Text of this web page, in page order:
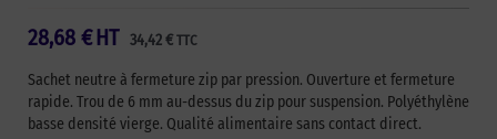
28,68 € 34,42€ TTC
HT
Sachet neutre à fermeture zip par pression. Ouverture et fermeture
rapide. Trou de 6 mm au-dessus du zip pour suspension. Polyéthylène
basse densité vierge. Qualité alimentaire sans contact direct.